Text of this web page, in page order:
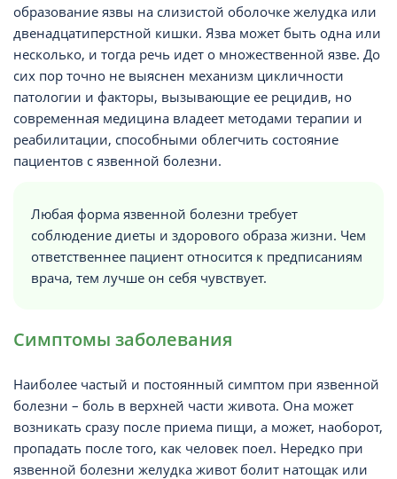
образование язвы на слизистой оболочке желудка или
двенадцатиперстной кишки. Язва может быть одна или
несколько, и тогда речь идет о множественной язве. До
сих пор точно не выяснен механизм цикличности
патологии и факторы, вызывающие ее рецидив, но
современная медицина владеет методами терапии и
реабилитации, способными облегчить состояние
пациентов с язвенной болезни.
Любая форма язвенной болезни требует
соблюдение диеты и здорового образа жизни. Чем
ответственнее пациент относится к предписаниям
врача, тем лучше он себя чувствует.
Симптомы заболевания
Наиболее частый и постоянный симптом при язвенной
болезни – боль в верхней части живота. Она может
возникать сразу после приема пищи, а может, наоборот,
пропадать после того, как человек поел. Нередко при
язвенной болезни желудка живот болит натощак или